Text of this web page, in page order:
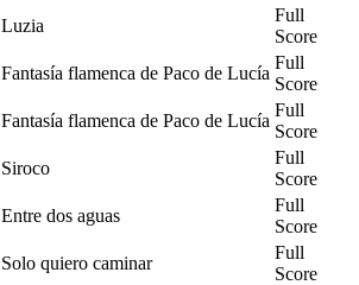
Luzia
Full
Score
Fantasía flamenca de Paco de Lucía
Full
Score
Fantasía flamenca de Paco de Lucía
Full
Score
Siroco
Full
Score
Entre dos aguas
Full
Score
Solo quiero caminar
Full
Score